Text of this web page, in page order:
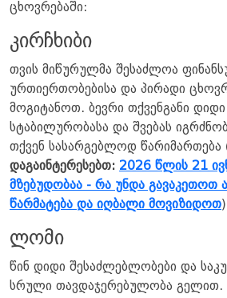
ცხოვრებაში:
კირჩხიბი
თვის მიწურულმა შესაძლოა
ურთიერთობებისა და პირადი
მოგიტანოთ. ბევრი თქვენგანი დიდი
სტაბილურობასა და შვებას
თქვენ სასარგებლოდ წარიმართება
დაგაინტერესებთ: 2026 წლის 21
მზებუდობაა - რა უნდა გავაკეთოთ
წარმატება და იღბალი მოვიზიდოთ
ლომი
წინ დიდი შესაძლებლობები და
სრული თავდაჯერებულობა გელით.